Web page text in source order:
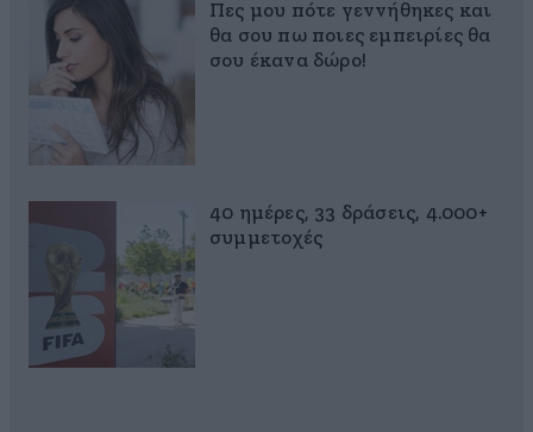
Πες μου πότε γεννήθηκες και
θα σου πω ποιες εμπειρίες θα
σου έκανα δώρο!
40 ημέρες, 33 δράσεις, 4.000+
συμμετοχές